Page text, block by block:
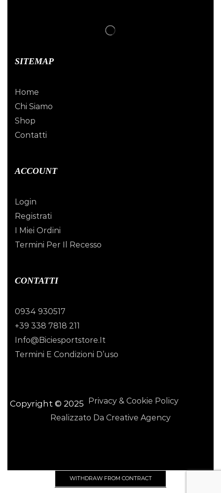
SITEMAP
Home
Chi Siamo
Shop
Contatti
ACCOUNT
Login
Registrati
I Miei Ordini
Termini Per Il Recesso
CONTATTI
0934 930517
+39 338 7818 211
Info@biciesportstore.it
Termini E Condizioni D’uso
Copyright © 2025 Privacy & Cookie Policy
Realizzato Da Creative Agency
WITHDRAW FROM CONTRACT